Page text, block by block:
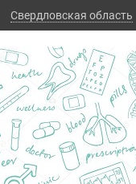
Свердловская область